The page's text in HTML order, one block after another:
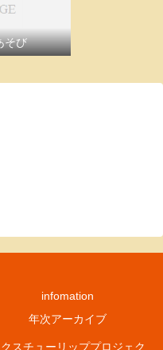
そび
infomation
年次アーカイブ
スチューリッププロジェク